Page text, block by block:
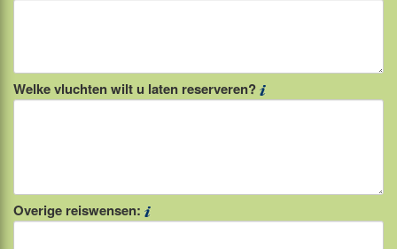
Welke vluchten wilt u laten reserveren?
Overige reiswensen: